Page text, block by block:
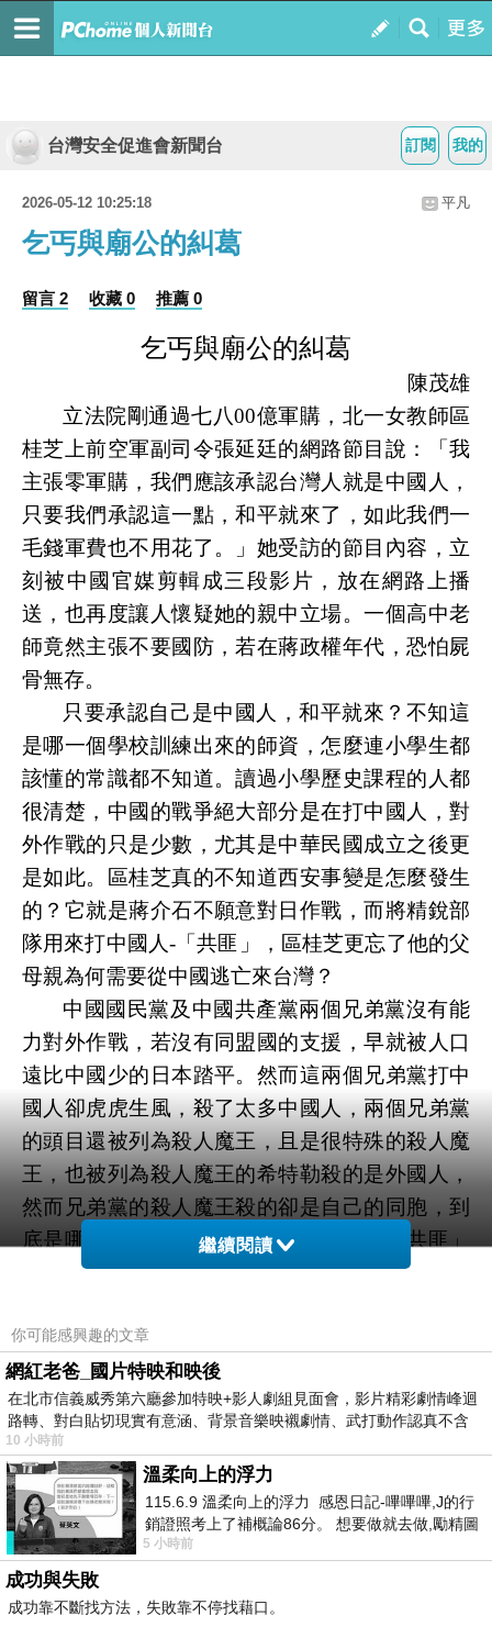
我的
訂閱
台灣安全促進會新聞台
2026-05-12 10:25:18 平凡
乞丐與廟公的糾葛
留言 2 收藏 0 推薦 0
乞丐與廟公的糾葛
陳茂雄
立法院剛通過七八00億軍購，北一女教師區
桂芝上前空軍副司令張延廷的網路節目說：「我
主張零軍購，我們應該承認台灣人就是中國人，
只要我們承認這一點，和平就來了，如此我們一
毛錢軍費也不用花了。」她受訪的節目內容，立
刻被中國官媒剪輯成三段影片，放在網路上播
送，也再度讓人懷疑她的親中立場。一個高中老
師竟然主張不要國防，若在蔣政權年代，恐怕屍
骨無存。
只要承認自己是中國人，和平就來？不知這
是哪一個學校訓練出來的師資，怎麼連小學生都
該懂的常識都不知道。讀過小學歷史課程的人都
很清楚，中國的戰爭絕大部分是在打中國人，對
外作戰的只是少數，尤其是中華民國成立之後更
是如此。區桂芝真的不知道西安事變是怎麼發生
的？它就是蔣介石不願意對日作戰，而將精銳部
隊用來打中國人- 「共匪」，區桂芝更忘了他的父
母親為何需要從中國逃亡來台灣？
中國國民黨及中國共產黨兩個兄弟黨沒有能
力對外作戰，若沒有同盟國的支援，早就被人口
遠比中國少的日本踏平。然而這兩個兄弟黨打中
國人卻虎虎生風，殺了太多中國人，兩個兄弟黨
的頭目還被列為殺人魔王，且是很特殊的殺人魔
王，也被列為殺人魔王的希特勒殺的是外國人，
然而兄弟黨的殺人魔王殺的卻是自己的同胞，到
底是哪一個學校教區桂芝說他們所稱的「共匪」
不會殺中國人？真是誤人子弟，更嚴重的是她還
區桂芝真的不知道她的上一代為何會從中國
逃亡到台灣？真正的原因就是沒有能力對日作戰
的兄弟黨在相互殘殺時卻相當神勇，中國國民黨
就是太過於腐敗才兵敗如山倒，被他們所稱的
「共匪」趕到台灣來，區桂芝上一代等流亡者乃
依賴台灣人所生產的物資度過難關，區桂芝是否
知道台灣人與他們所稱的「共匪」毫無恩怨，卻
被迫陪著流亡者喊「反共抗俄，殺朱拔毛」。
來台灣的流亡者擁有武力，乃將台灣人當作
繼續閱讀
你可能感興趣的文章
網紅老爸_國片特映和映後
在北市信義威秀第六廳參加特映+影人劇組見面會，影片精彩劇情峰迴
路轉、對白貼切現實有意涵、背景音樂映襯劇情、武打動作認真不含
糊、
10 小時前
溫柔向上的浮力
115.6.9 溫柔向上的浮力 感恩日記-嗶嗶嗶,J的行
銷證照考上了補概論86分。 想要做就去做,勵精圖
治大成功,也是表法,堅持和努力
5 小時前
成功與失敗
成功靠不斷找方法，失敗靠不停找藉口。